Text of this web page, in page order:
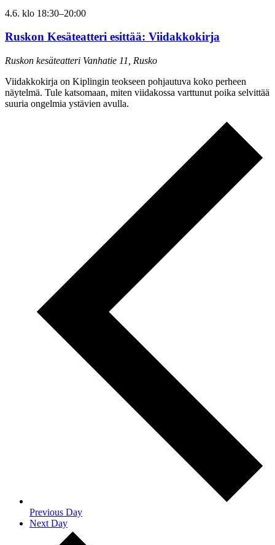
4.6. klo 18:30–20:00
Ruskon Kesäteatteri esittää: Viidakkokirja
Ruskon kesäteatteri Vanhatie 11, Rusko
Viidakkokirja on Kiplingin teokseen pohjautuva koko perheen
näytelmä. Tule katsomaan, miten viidakossa varttunut poika selvittää
suuria ongelmia ystävien avulla.
Previous Day
Next Day